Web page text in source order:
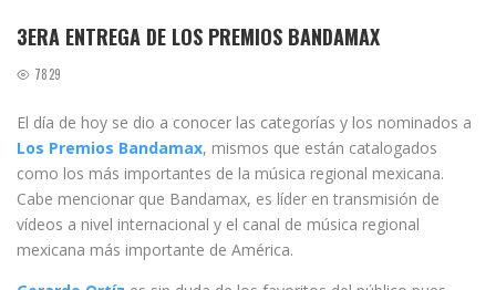
3ERA ENTREGA DE LOS PREMIOS BANDAMAX
7829
El día de hoy se dio a conocer las categorías y los nominados a
Los Premios Bandamax, mismos que están catalogados
como los más importantes de la música regional mexicana.
Cabe mencionar que Bandamax, es líder en transmisión de
vídeos a nivel internacional y el canal de música regional
mexicana más importante de América.